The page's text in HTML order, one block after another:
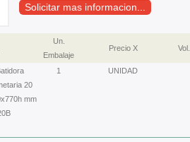
Solicitar mas informacion...
Un.
Embalaje
Precio X Vol.
20
mm
1 UNIDAD